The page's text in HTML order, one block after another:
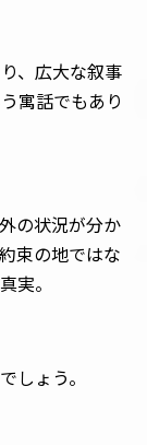
、広大な叙事
寓話でもあり
の状況が分か
束の地ではな
実。
しょう。